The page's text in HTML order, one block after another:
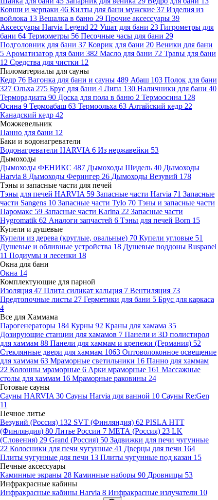
Ковши и черпаки 46 Килты для бани мужские 37 Изделия из
войлока 13 Вешалка в баню 29 Прочие аксессуары 39
Аксессуары Harvia Legend 22 Ушат для бани 23 Гигрометры для
бани 64 Термометры 56 Песочные часы для бани 29
Подголовник для бани 37 Коврик для бани 20 Веники для бани
5 Ароматизатор для бани 382 Масло для бани 72 Травы для бани
12 Средства для чистки 12
Пиломатериалы для сауны
Кедр 76 Вагонка для бани и сауны 489 Абаш 103 Полок для бани
327 Ольха 275 Брус для бани 4 Липа 130 Наличники для бани 40
Терморадиата 90 Доска для пола в баню 2 Термоосина 128
Осина 9 Термоабаш 63 Термоольха 63 Алтайский кедр 22
Канадский кедр 42
Можжевельник
Панно для бани 12
Баки и водонагреватели
Водонагреватели HARVIA 6 Из нержавейки 53
Дымоходы
Дымоходы ФЕНИКС 487 Дымоходы Шидель 40 Дымоходы
Harvia 8 Дымоходы Ферингер 26 Дымоходы Везувий 178
Тэны и запасные части для печей
Тэны для печей HARVIA 59 Запасные части Harvia 71 Запасные
части Sangens 10 Запасные части Tylo 70 Тэны и запасные части
Паромакс 59 Запасные части Karina 22 Запасные части
Hygromatik 62 Аналоги запчастей 6 Тэны для печей Born 15
Купели и душевые
Купели из дерева (круглые, овальные) 70 Купели угловые 51
Душевые и обливные устройства 18 Душевые поддоны Ruspanel
11 Подиумы и лесенки 18
Окна для бани
Окна 14
Комплектующие для парной
Изоляция 47 Плита силикат кальция 7 Вентиляция 73
Предтопочные листы 27 Герметики для бани 5 Брус для каркаса
4
Все для Хаммама
Парогенераторы 184 Курны 92 Краны для хамама 35
Дозирующие станции для хамамов 7 Панели и 3D полистирол
для хаммам 88 Панели для хаммам и крепежи (Германия) 52
Стеклянные двери для хаммам 1063 Оптоволоконное освещение
для хаммам 63 Мраморные светильники 16 Панно для хаммам
22 Колонны мраморные 6 Арки мраморные 161 Массажные
столы для хаммам 16 Мраморные раковины 24
Готовые сауны
Сауны HARVIA 30 Сауны Harvia для ванной 10 Сауны Re:Gen
11
Печное литье
Везувий (Россия) 132 SVT (Финляндия) 62 PISLA HTT
(Финляндия) 80 Литье России 7 МЕТА (Россия) 23 LK
(Словения) 29 Grand (Россия) 50 Задвижки для печи чугунные
22 Колосники для печи чугунные 41 Дверцы для печи 164
Плиты чугунные для печи 13 Плиты чугунные под казан 15
Печные аксессуары
Каминные экраны 28 Каминные наборы 90 Дровницы 53
Инфракрасные кабины
Инфракрасные кабины Harvia 8 Инфракрасные излучатели 10